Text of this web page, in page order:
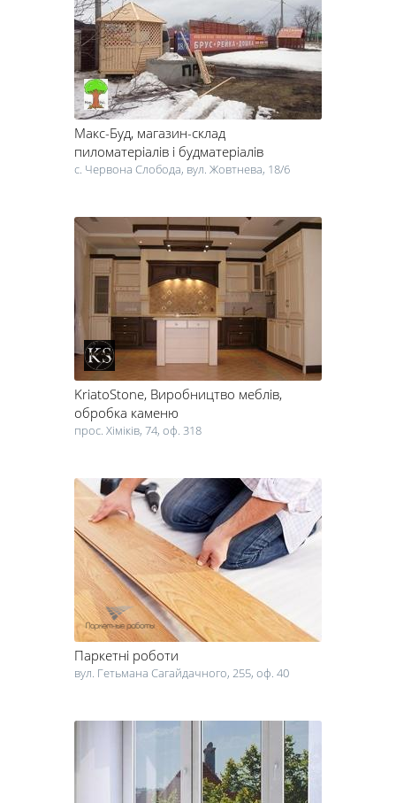
Макс-Буд, магазин-склад
пиломатеріалів і будматеріалів
c. Червона Слобода, вул. Жовтнева, 18/6
KriatoStone, Виробництво меблів,
обробка каменю
прос. Хіміків, 74, оф. 318
Паркетні роботи
вул. Гетьмана Сагайдачного, 255, оф. 40